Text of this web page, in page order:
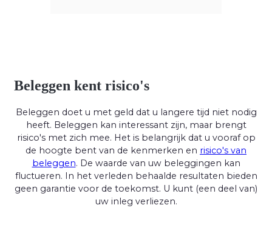
Beleggen kent risico's
Beleggen doet u met geld dat u langere tijd niet nodig
heeft. Beleggen kan interessant zijn, maar brengt
risico's met zich mee. Het is belangrijk dat u vooraf op
de hoogte bent van de kenmerken en risico's van
beleggen. De waarde van uw beleggingen kan
fluctueren. In het verleden behaalde resultaten bieden
geen garantie voor de toekomst. U kunt (een deel van)
uw inleg verliezen.